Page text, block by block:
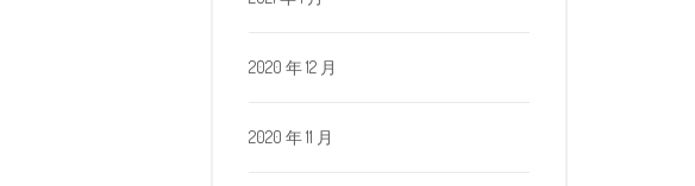
2020 年 12 月
2020 年 11 月